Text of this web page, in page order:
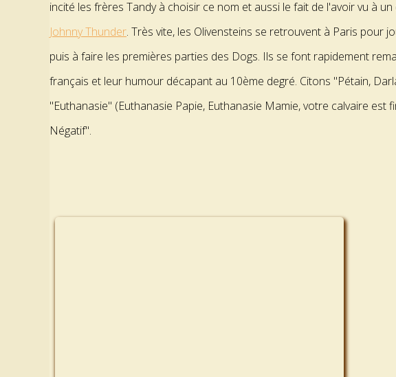
incité les frères Tandy à choisir ce nom et aussi le fait de l'avoir vu à
Johnny Thunder. Très vite, les Olivensteins se retrouvent à Paris pour
puis à faire les premières parties des Dogs. Ils se font rapidement
français et leur humour décapant au 10ème degré. Citons "Pétain,
"Euthanasie" (Euthanasie Papie, Euthanasie Mamie, votre calvaire est
Négatif".